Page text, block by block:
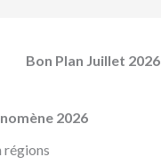
Bon Plan Juillet 2026
2026
régions